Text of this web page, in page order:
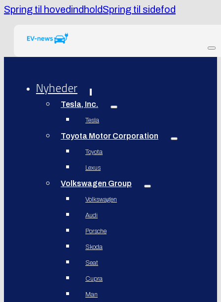
Spring til hovedindholdSpring til sidefod
Nyheder
Tesla, Inc.
Tesla
Toyota Motor Corporation
Toyota
Lexus
Volkswagen Group
Volkswagen
Audi
Porsche
Skoda
Seat
Cupra
Man